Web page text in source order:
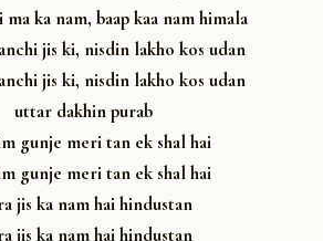
ka nam, baap kaa nam himala
jis ki, nisdin lakho kos udan
jis ki, nisdin lakho kos udan
uttar dakhin purab
gunje meri tan ek shal hai
gunje meri tan ek shal hai
jis ka nam hai hindustan
jis ka nam hai hindustan